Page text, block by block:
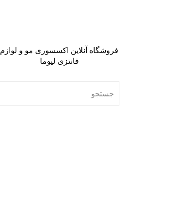
فروشگاه آنلاین اکسسوری مو و لوازم
فانتزی لیوما